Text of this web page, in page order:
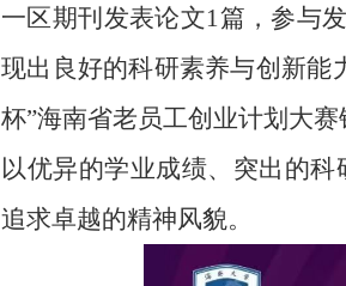
一区期刊发表论文1篇，参与
现出良好的科研素养与创新能
杯”海南省老员工创业计划大
以优异的学业成绩、突出的
追求卓越的精神风貌。